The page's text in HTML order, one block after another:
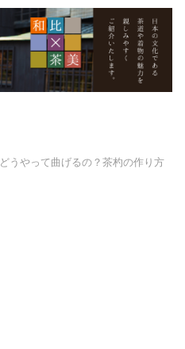
どうやって曲げるの？茶杓の作り方